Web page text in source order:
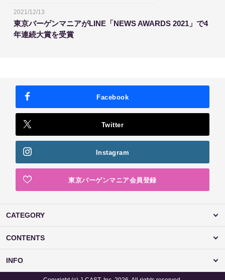
2021/12/13
東京バーゲンマニアがLINE「NEWS AWARDS 2021」で4
年連続大賞を受賞
Facebook
Twitter
Instagram
東京バーゲンマニア会員登録
CATEGORY
CONTENTS
INFO